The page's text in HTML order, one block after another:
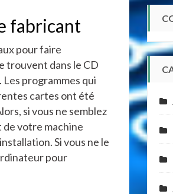
fabricant
pour faire
trouvent dans le CD
Les programmes qui
cartes ont été
si vous ne semblez
de votre machine
Si vous ne le
pour